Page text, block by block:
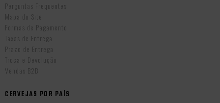
Perguntas Frequentes
Mapa do Site
Formas de Pagamento
Taxas de Entrega
Prazo de Entrega
Troca e Devolução
Vendas B2B
CERVEJAS POR PAÍS